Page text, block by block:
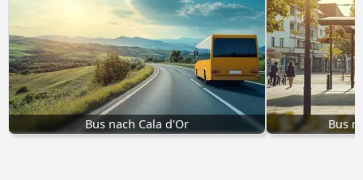
Bus nach Cala d'Or Bus